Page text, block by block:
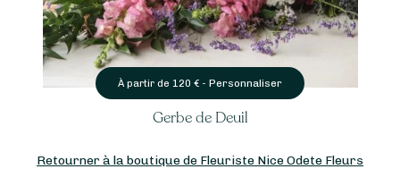
À partir de120 € -Personnaliser
Gerbe de Deuil
Retourner à la boutique de Fleuriste Nice Odete Fleurs